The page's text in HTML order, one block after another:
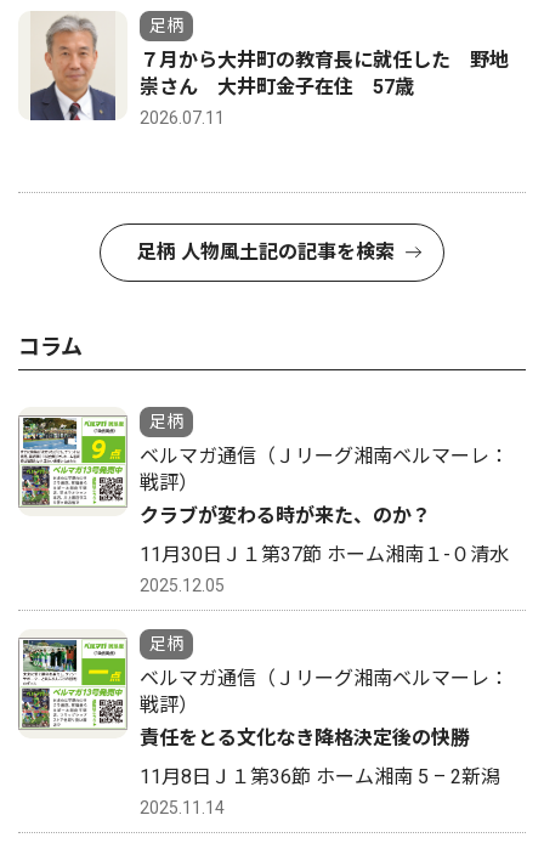
足柄
７月から大井町の教育長に就任した 野地
崇さん 大井町金子在住 57歳
2026.07.11
足柄 人物風土記の記事を検索
コラム
足柄
ベルマガ通信（Ｊリーグ湘南ベルマーレ：
戦評）
クラブが変わる時が来た、のか？
11月30日Ｊ１第37節 ホーム湘南１-０清水
2025.12.05
足柄
ベルマガ通信（Ｊリーグ湘南ベルマーレ：
戦評）
責任をとる文化なき降格決定後の快勝
11月8日Ｊ１第36節 ホーム湘南 5 – 2新潟
2025.11.14